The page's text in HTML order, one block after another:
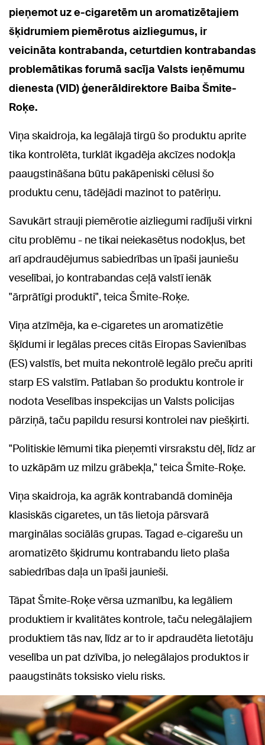
pieņemot uz e-cigaretēm un aromatizētajiem
šķidrumiem piemērotus aizliegumus, ir
veicināta kontrabanda, ceturtdien kontrabandas
problemātikas forumā sacīja Valsts ieņēmumu
dienesta (VID) ģenerāldirektore Baiba Šmite-
Roķe.
Viņa skaidroja, ka legālajā tirgū šo produktu aprite
tika kontrolēta, turklāt ikgadēja akcīzes nodokļa
paaugstināšana būtu pakāpeniski cēlusi šo
produktu cenu, tādējādi mazinot to patēriņu.
Savukārt strauji piemērotie aizliegumi radījuši virkni
citu problēmu - ne tikai neiekasētus nodokļus, bet
arī apdraudējumus sabiedrības un īpaši jauniešu
veselībai, jo kontrabandas ceļā valstī ienāk
"ārprātīgi produkti", teica Šmite-Roķe.
Viņa atzīmēja, ka e-cigaretes un aromatizētie
šķīdumi ir legālas preces citās Eiropas Savienības
(ES) valstīs, bet muita nekontrolē legālo preču apriti
starp ES valstīm. Patlaban šo produktu kontrole ir
nodota Veselības inspekcijas un Valsts policijas
pārziņā, taču papildu resursi kontrolei nav piešķirti.
"Politiskie lēmumi tika pieņemti virsrakstu dēļ, līdz ar
to uzkāpām uz milzu grābekļa," teica Šmite-Roķe.
Viņa skaidroja, ka agrāk kontrabandā dominēja
klasiskās cigaretes, un tās lietoja pārsvarā
marginālas sociālās grupas. Tagad e-cigarešu un
aromatizēto šķidrumu kontrabandu lieto plaša
sabiedrības daļa un īpaši jaunieši.
Tāpat Šmite-Roķe vērsa uzmanību, ka legāliem
produktiem ir kvalitātes kontrole, taču nelegālajiem
produktiem tās nav, līdz ar to ir apdraudēta lietotāju
veselība un pat dzīvība, jo nelegālajos produktos ir
paaugstināts toksisko vielu risks.